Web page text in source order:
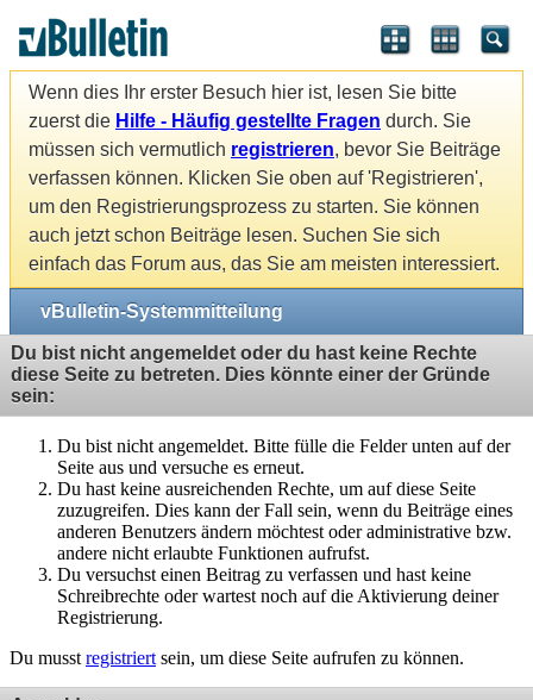
Wenn dies Ihr erster Besuch hier ist, lesen Sie bitte
zuerst die Hilfe - Häufig gestellte Fragen durch. Sie
müssen sich vermutlich registrieren, bevor Sie Beiträge
verfassen können. Klicken Sie oben auf 'Registrieren',
um den Registrierungsprozess zu starten. Sie können
auch jetzt schon Beiträge lesen. Suchen Sie sich
einfach das Forum aus, das Sie am meisten interessiert.
vBulletin-Systemmitteilung
Du bist nicht angemeldet oder du hast keine Rechte
diese Seite zu betreten. Dies könnte einer der Gründe
sein:
Du bist nicht angemeldet. Bitte fülle die Felder unten auf der
Seite aus und versuche es erneut.
Du hast keine ausreichenden Rechte, um auf diese Seite
zuzugreifen. Dies kann der Fall sein, wenn du Beiträge eines
anderen Benutzers ändern möchtest oder administrative bzw.
andere nicht erlaubte Funktionen aufrufst.
Du versuchst einen Beitrag zu verfassen und hast keine
Schreibrechte oder wartest noch auf die Aktivierung deiner
Registrierung.
Du musst registriert sein, um diese Seite aufrufen zu können.